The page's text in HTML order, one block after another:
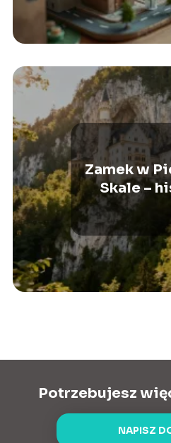
Zamek w
Skale –
Potrzebujesz
NAPISZ